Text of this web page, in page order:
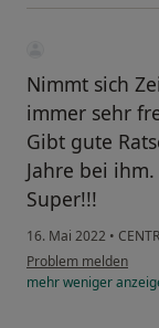
Nimmt sich
immer sehr
Gibt gute
Jahre bei ihm.
Super!!!
16. Mai 2022 •
Problem melden
mehrweniger